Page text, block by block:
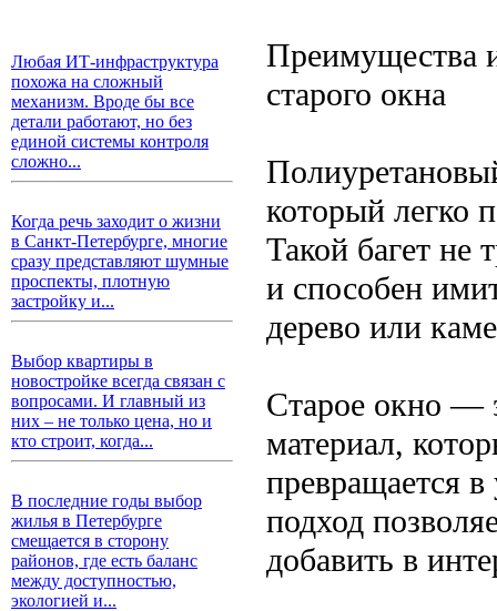
Любая ИТ-инфраструктура
похожа на сложный
механизм. Вроде бы все
детали работают, но без
единой системы контроля
сложно...
Когда речь заходит о жизни
в Санкт-Петербурге, многие
сразу представляют шумные
проспекты, плотную
застройку и...
Выбор квартиры в
новостройке всегда связан с
вопросами. И главный из
них – не только цена, но и
кто строит, когда...
В последние годы выбор
жилья в Петербурге
смещается в сторону
районов, где есть баланс
между доступностью,
экологией и...
Преимущества
старого окна
который легко
Такой багет не
и способен
дерево или
Старое окно —
материал,
превращается
подход
добавить в